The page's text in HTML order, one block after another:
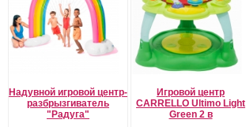
Надувной игровой центр-
разбрызгиватель
"Радуга"
Игровой центр
CARRELLO Ultimo Light
Green 2 в